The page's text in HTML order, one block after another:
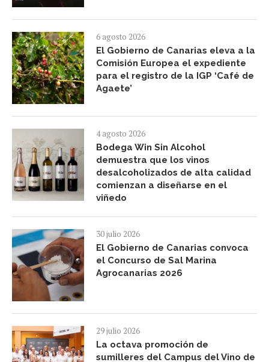
6 agosto 2026
El Gobierno de Canarias eleva a la
Comisión Europea el expediente
para el registro de la IGP ‘Café de
Agaete’
4 agosto 2026
Bodega Win Sin Alcohol
demuestra que los vinos
desalcoholizados de alta calidad
comienzan a diseñarse en el
viñedo
30 julio 2026
El Gobierno de Canarias convoca
el Concurso de Sal Marina
Agrocanarias 2026
29 julio 2026
La octava promoción de
sumilleres del Campus del Vino de